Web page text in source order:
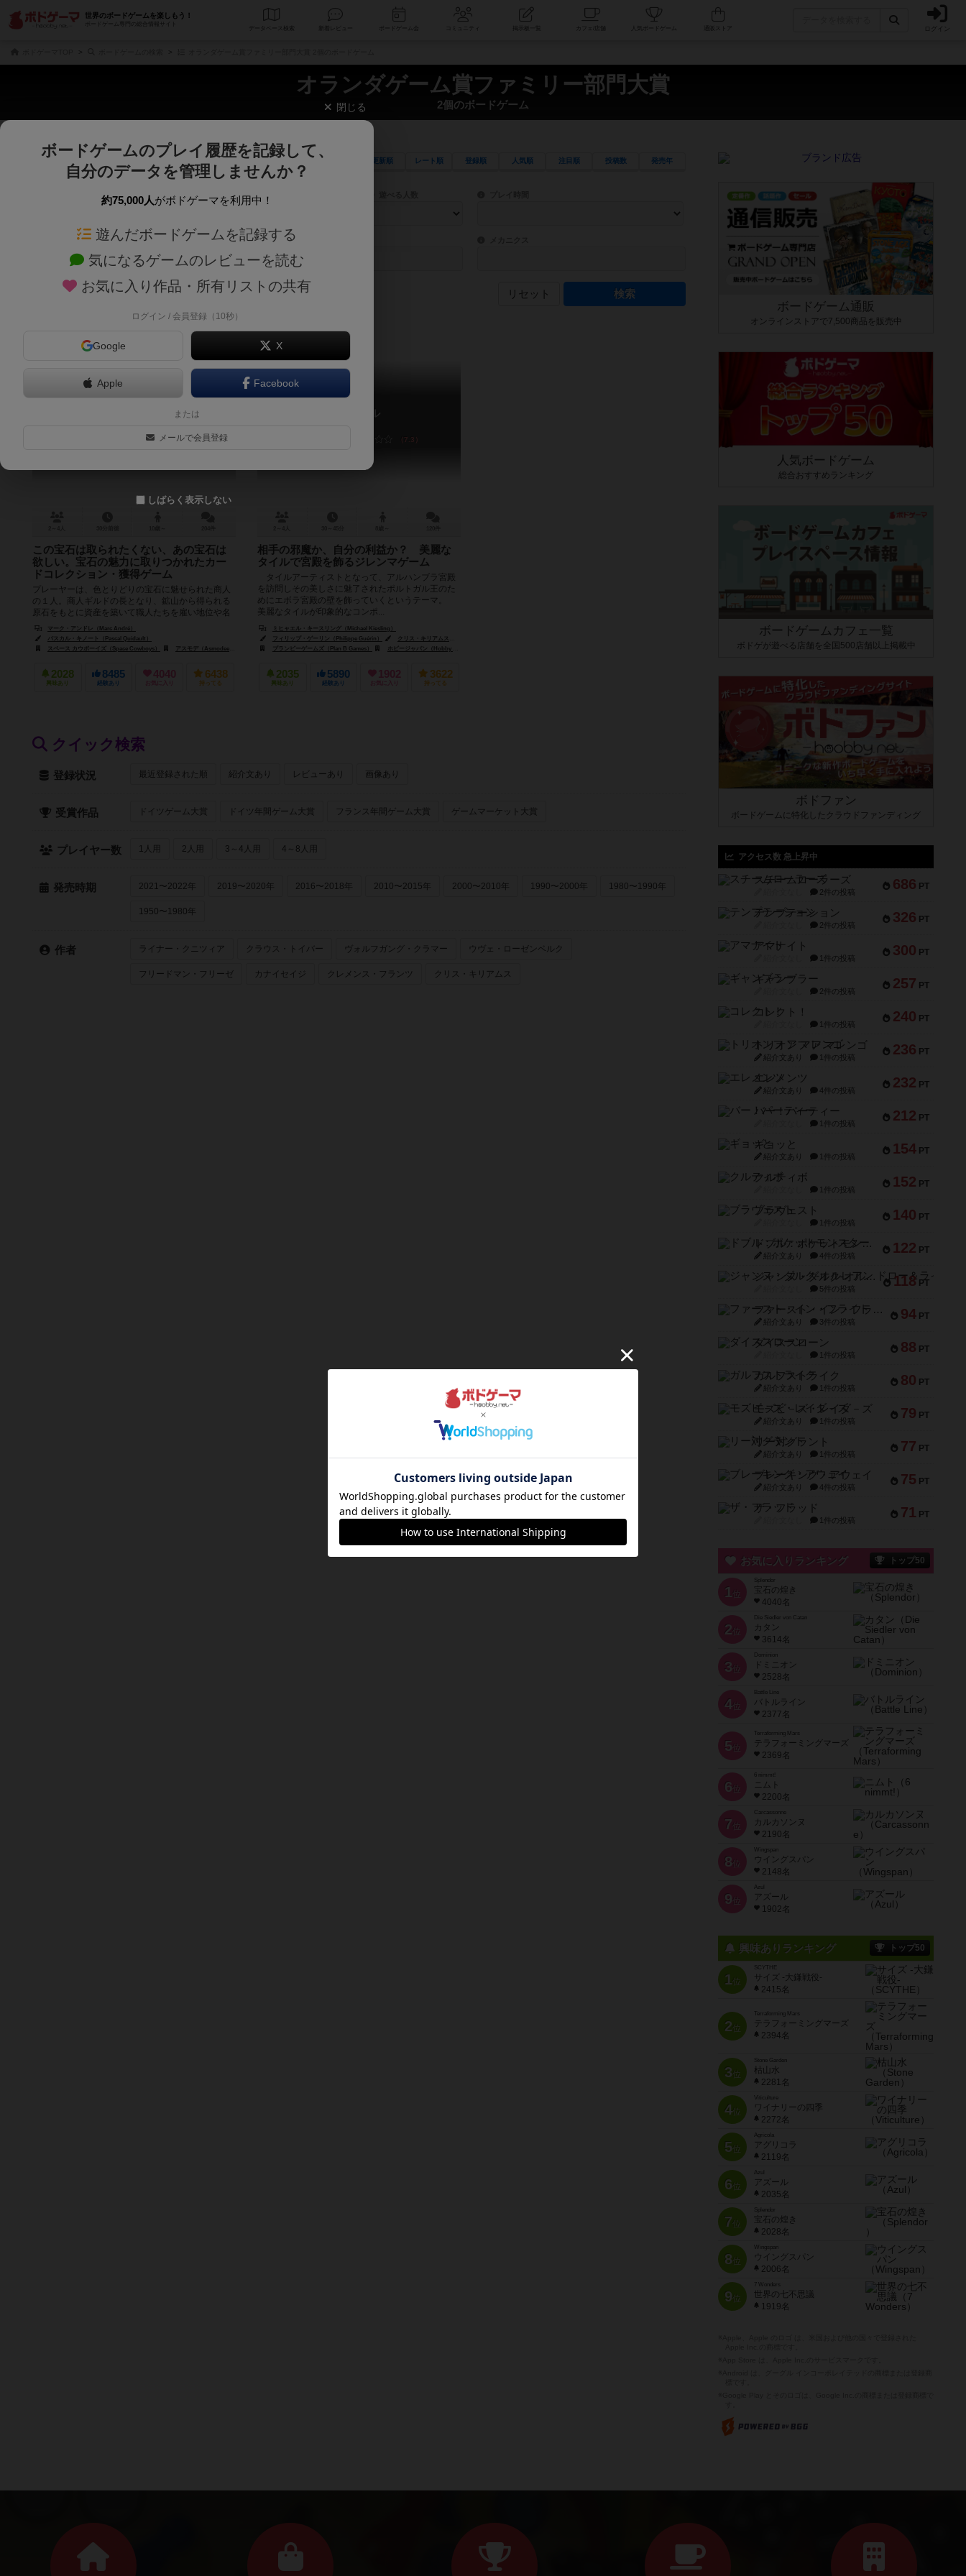
世界のボードゲームを楽しもう！
ボードゲーム専門の総合情報サイト
データベース コミュニティ 人気ボードゲーム ログイン
オランダゲーム賞ファミリー部門大賞
2個のボードゲーム
じっくり表示 更新順 レート順 登録順 人気順 注目順 投稿数 発売年
商品名、商品説明文、デザイナー名、テーマ名、メカニクス名を対象にフリーワード検索ができます。
ゲームデザイナー名を指定して検索できます。
ゲームデザイナー 目安となる所要時間を指定することができます。マニュアルを読む時間や参加者へのルール説明時間は含まれていないため、初めて
対象年齢を指定します。 世界観や登場人物などモチーフ・ストーリーを指定することができます。直感的にゲームシステムを理解できるよう、中世ファンタジー・クッキング・海賊同士の対決など、ゲームコンセプトを絞
テーマ/フレーバー ゲーム性を構成するコアシステムです。主にボードゲームに慣れている方向けの絞込機能です。例えば「ダイスロール」はランダ
リセット
7.9
この宝石は取られたくない、あの宝石は
欲しい。宝石の魅力に取りつかれたカー
ドコレクション・獲得ゲーム
プレーヤーは、色とりどりの宝石に魅せられた商人
の１人。商人ギルドの長となり、鉱山から得られる
原石をもとに資産を築いて職人たちを雇い地位や名
声を得ていくボードゲームです。 内...
マーク・アンドレ（Marc André）
パスカル・キノート（Pascal Quidault）
スペース カウボーイズ（Space Cowboys）
アスモデ（Asmodee） ホビージャパン（Hobby Japan）
2028
興味あり
8485
経験あり
4040
お気に入り
6438
持ってる
アズール
7.3
相手の邪魔か、自分の利益か？ 美麗な
タイルで宮殿を飾るジレンマゲーム
タイルアーティストとなって、アルハンブラ宮殿
を訪問しその美しさに魅了されたポルトガル王のた
めにエボラ宮殿の壁を飾っていくというテーマ。
美麗なタイルが印象的なコンポ...
ミヒャエル・キースリング（Michael Kiesling）
フィリップ・ゲーリン（Philippe Guérin）
クリス・キリアムス（Chris Quilliams）
プランビーゲームズ（Plan B Games）
ホビージャパン（Hobby Japan）
2035
興味あり
5890
経験あり
1902
お気に入り
3622
持ってる
クイック検索
登録状況 最近登録された順 紹介文あり レビューあり 画像あり
受賞作品 ドイツゲーム大賞 ドイツ年間ゲーム大賞 フランス年間ゲーム大賞 ゲームマーケット大賞
プレイヤー数 1人用 2人用 3～4人用 4～8人用
発売時期 2021〜2022年 2019〜2020年 2016〜2018年 2010〜2015年 2000〜2010年 1990〜2000年 1980〜1990年
1950〜1980年
作者 ライナー・クニツィア クラウス・トイバー ヴォルフガング・クラマー ウヴェ・ローゼンベルク
フリードマン・フリーゼ カナイセイジ クレメンス・フランツ クリス・キリアムス
ボードゲーム通販
オンラインストアで7,500商品を販売中
人気ボードゲーム
総合おすすめランキング
ボードゲームカフェ一覧
ボドゲが遊べる店舗を全国500店舗以上掲載中
ボドファン
ボードゲームに特化したクラウドファンディング
アクセス数 急上昇中
686 PT
スチームローラーズ
2件の投稿
326 PT
テンプテーション
2件の投稿
300 PT
アマナイト
1件の投稿
257 PT
ギャンブラー
2件の投稿
240 PT
コレクト！
1件の投稿
236 PT
トリオンフ ア マレンゴ
紹介文あり 1件の投稿
232 PT
エレメンツ
紹介文あり 4件の投稿
212 PT
バー！パーティー
1件の投稿
154 PT
ギョッと
紹介文あり 1件の投稿
152 PT
クルティボ
1件の投稿
140 PT
ブラヴェスト
1件の投稿
122 PT
ドブル：ポケットモンスター
紹介文あり 4件の投稿
118 PT
ジャンヌ・ダルク-オルレアン ドロー＆ライト
5件の投稿
94 PT
ファースト・イン・フライト
紹介文あり 3件の投稿
88 PT
ダイススローン
1件の投稿
80 PT
ガルフストライク
紹介文あり 1件の投稿
79 PT
モズビ－ズ・レイダ－ズ
紹介文あり 1件の投稿
77 PT
リー対グラント
紹介文あり 1件の投稿
75 PT
ブレーキング・アウェイ
紹介文あり 4件の投稿
71 PT
ザ・フラッド
1件の投稿
お気に入りランキング トップ50
1 位
宝石の煌き
4040名
2 位
Die Siedler von Catan
カタン
3614名
3 位
ドミニオン
2528名
4位
Battle Line
バトルライン
2377名
5 位
Terraforming Mars
テラフォーミングマーズ
2369名
6 位
ニムト
2200名
7 位
Carcassonne
カルカソンヌ
2190名
8 位
Wingspan
ウイングスパン
2148名
9 位
Azul
アズール
1902名
興味ありランキング トップ50
1位
SCYTHE
サイズ -大鎌戦役-
2415名
2位
Terraforming Mars
テラフォーミングマーズ
2394名
3位
Stone Garden
枯山水
2281名
4位
Viticulture
ワイナリーの四季
2272名
5位
Agricola
アグリコラ
2119名
6位
Azul
アズール
2035名
7位
宝石の煌き
2028名
8位
Wingspan
ウイングスパン
2006名
9位
7 Wonders
世界の七不思議
1919名
閉じる
ボードゲームのプレイ履歴を記録して、
自分のデータを管理しませんか？
約75,000人がボドゲーマを利用中！
遊んだボードゲームを記録する
気になるゲームのレビューを読む
お気に入り作品・所有リストの共有
ログイン / 会員登録（10秒）
Google X
Apple Facebook
または
メールで会員登録
しばらく表示しない